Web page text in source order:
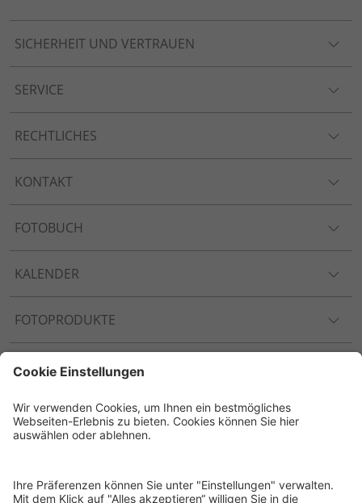
SICHERHEIT UND VERTRAUEN
SERVICE
RECHTLICHES
KONTAKT
FOTOBUCH
KALENDER
FOTOPRODUKTE
ANLÄSSE
Folge uns